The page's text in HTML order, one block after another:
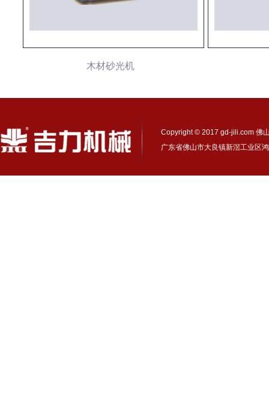
木材砂光机
Copyright © 2017 gd-jili.com 佛
广东省佛山市大良镇新滘工业区